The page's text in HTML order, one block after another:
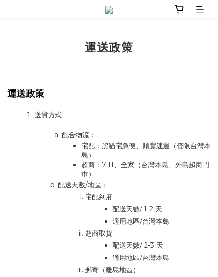
運送政策
運送政策
送貨方式
配合物流：
宅配：黑貓宅急便、順豐速運（僅限台灣本
島）
超商：7-11、全家（台灣本島、外島超商門
市）
配送天數/地區：
宅配到府
配送天數/ 1-2 天
適用地區/台灣本島
超商取貨
配送天數/ 2-3 天
適用地區/台灣本島
郵寄（離島地區）